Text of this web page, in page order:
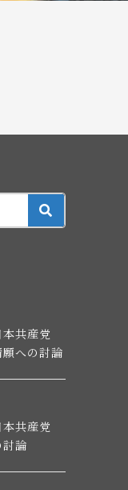
SEARCH
本共産党
への討論
本共産党
論